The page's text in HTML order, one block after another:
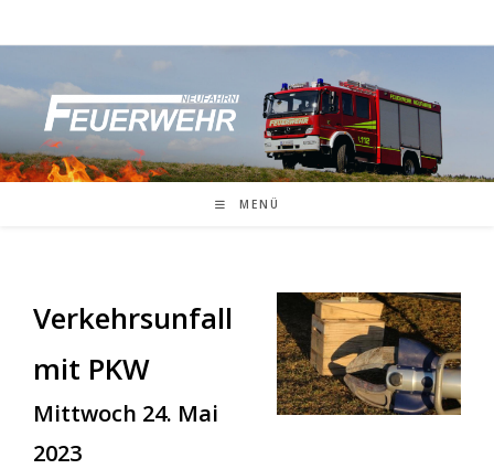
Inhalt
MENÜ
Verkehrsunfall
mit PKW
Mittwoch 24. Mai
2023